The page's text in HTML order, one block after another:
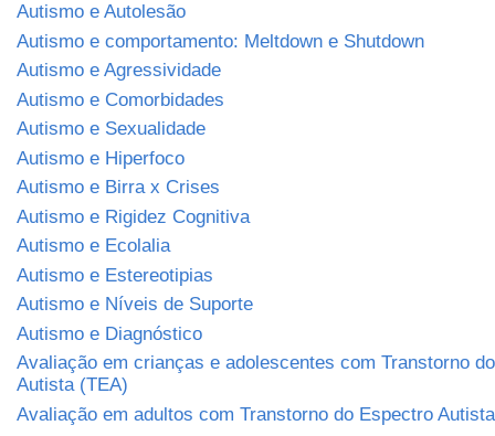
Autismo e Autolesão
Autismo e comportamento: Meltdown e Shutdown
Autismo e Agressividade
Autismo e Comorbidades
Autismo e Sexualidade
Autismo e Hiperfoco
Autismo e Birra x Crises
Autismo e Rigidez Cognitiva
Autismo e Ecolalia
Autismo e Estereotipias
Autismo e Níveis de Suporte
Autismo e Diagnóstico
Avaliação em crianças e adolescentes com Transtorno
Autista (TEA)
Avaliação em adultos com Transtorno do Espectro